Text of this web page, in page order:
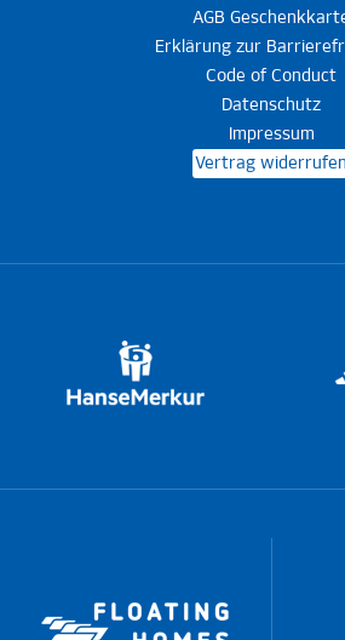
AGB
Erklärung zur
Code of Conduct
Datenschutz
Impressum
Vertrag widerrufen